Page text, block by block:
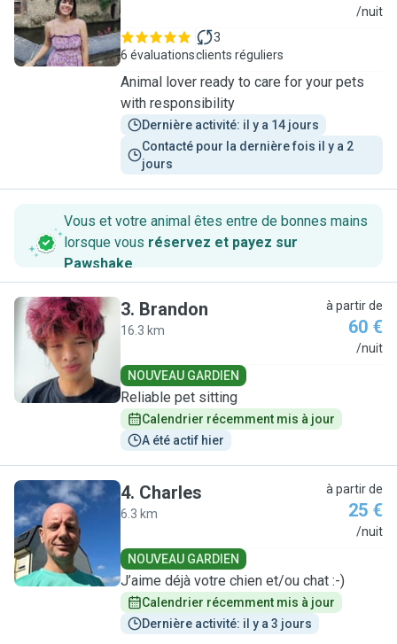
P /nuit
6 évaluations
3
clients réguliers
Animal lover ready to care for your pets
with responsibility
Dernière activité: il y a 14 jours
Contacté pour la dernière fois il y a 2
jours
Vous et votre animal êtes entre de bonnes mains
lorsque vous réservez et payez sur
Pawshake.
B
3. Brandon
16.3 km
à partir de
60 €
/nuit
NOUVEAU GARDIEN
Reliable pet sitting
Calendrier récemment mis à jour
A été actif hier
C
4. Charles
6.3 km
à partir de
25 €
/nuit
NOUVEAU GARDIEN
J’aime déjà votre chien et/ou chat :-)
Calendrier récemment mis à jour
Dernière activité: il y a 3 jours